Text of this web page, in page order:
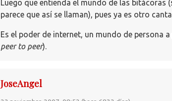
Luego que entienda el mundo de las bitácoras
parece que así se llaman), pues ya es otro
Es el poder de internet, un mundo de persona
peer to peer).
JoseAngel